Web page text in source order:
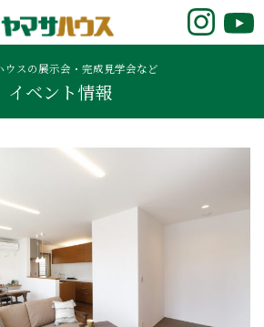
で注文住宅ならヤマサハウス
注文住宅や建売モデルハウスをお探し
こちら。鹿児島県内で11年連続ナンバ
ンの実績を誇る、絆の家でおなじみの
ハウス。展示場情報や家づくりのこだ
ウスの展示会・完成見学会など
イベント情報